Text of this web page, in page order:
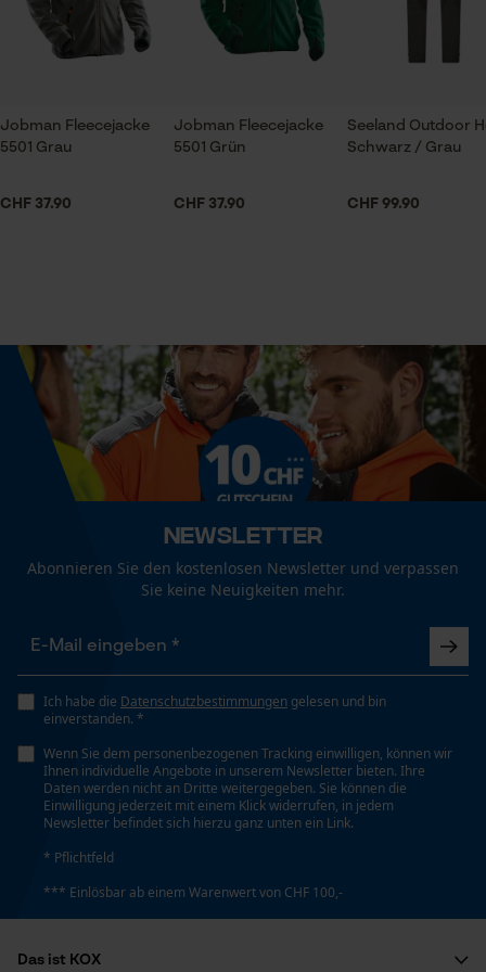
Applikationen
Logo-Aufnäher
Armabschluss
Outdoor, Landwirtschaft, Handwerk, Garten- und
Landschaftsbau
Geschlecht
Unisex
Jahreszeit
Ganzjahresartikel
Unifarben
Passform
Active Fit
Vordertaschen, Seitentaschen,
Reißverschlusstaschen, Jackentaschen
Jobman Fleecejacke
5501 Grau
CHF 37.90
Jobman Fleecejacke
5501 Grün
CHF 37.90
Seeland Outdoor
Schwarz / Grau
CHF 99.90
Newsletter
Abonnieren Sie den kostenlosen Newsletter und verpassen
Sie keine Neuigkeiten mehr.
Ich habe die Datenschutzbestimmungen gelesen und bin
einverstanden. *
Wenn Sie dem personenbezogenen Tracking einwilligen, können wir
Ihnen individuelle Angebote in unserem Newsletter bieten. Ihre
Daten werden nicht an Dritte weitergegeben. Sie können die
Einwilligung jederzeit mit einem Klick widerrufen, in jedem
Newsletter befindet sich hierzu ganz unten ein Link.
* Pflichtfeld
*** Einlösbar ab einem Warenwert von CHF 100,-
Das ist KOX
Prüfung setzen von Cookies
Datenverarbeitung
Econda Tag Manager
Econda Analytics
Mouseflow Web Analytics Tool
Fact-Finder Tracking
Funktionale Cookies
Geo-IP und User Detection
YouTube-Videos
Google Maps